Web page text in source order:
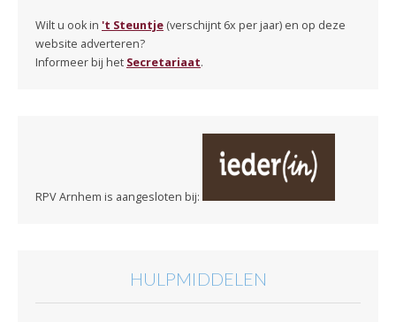
Wilt u ook in 't Steuntje (verschijnt 6x per jaar) en op deze
website adverteren?
Informeer bij het Secretariaat.
RPV Arnhem is aangesloten bij:
HULPMIDDELEN